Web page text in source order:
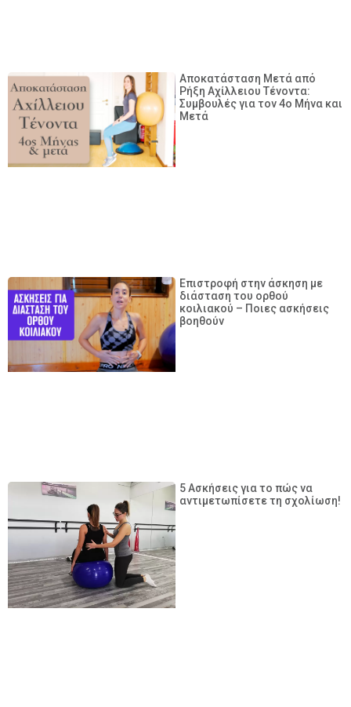
Αποκατάσταση Μετά από
Ρήξη Αχίλλειου Τένοντα:
Συμβουλές για τον 4ο Μήνα και
Μετά
Επιστροφή στην άσκηση με
διάσταση του ορθού
κοιλιακού – Ποιες ασκήσεις
βοηθούν
5 Ασκήσεις για το πώς να
αντιμετωπίσετε τη σχολίωση!